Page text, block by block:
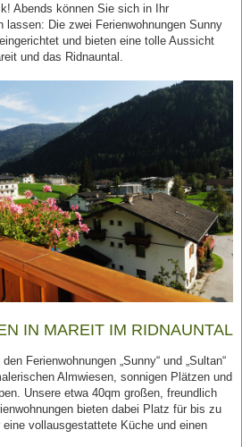
Abends können Sie sich in Ihr
lassen: Die zwei Ferienwohnungen Sunny
und bieten eine tolle Aussicht
und das Ridnauntal.
IN MAREIT IM RIDNAUNTAL
Ferienwohnungen „Sunny“ und „Sultan“
Almwiesen, sonnigen Plätzen und
Unsere etwa 40qm großen, freundlich
bieten dabei Platz für bis zu
vollausgestattete Küche und einen